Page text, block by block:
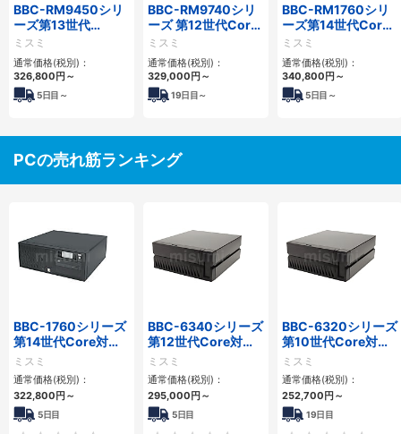
BBC-RM9450シリ
ーズ第13世代
Core・12世代
Celeron対応ラック
マウント4PCIe
ミスミ
通常価格(税別)：
326,800円～
5日目～
BBC-RM9740シリ
ーズ 第12世代Core
対応ラックマウント
FAPC4PCI・3PCIe
ミスミ
通常価格(税別)：
329,000円～
19日目～
BBC-RM1760シリ
ーズ第14世代Core
対応ラックマウント
3PCIe
ミスミ
通常価格(税別)：
340,800円～
5日目～
PCの売れ筋ランキング
BBC-1760シリーズ
第14世代Core対応
小型フロアマウント
3PCIe
ミスミ
通常価格(税別)：
322,800円～
5日目
BBC-6340シリーズ
第12世代Core対応
小型フロアマウント
PC2PCI/2PCIe
ミスミ
通常価格(税別)：
295,000円～
5日目
BBC-6320シリーズ
第10世代Core対応
小型フロアマウント
FAPC 2PCI・2PCIe
ミスミ
通常価格(税別)：
252,700円～
19日目